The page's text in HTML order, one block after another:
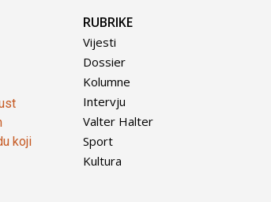
koji
RUBRIKE
Vijesti
Dossier
Kolumne
Intervju
Valter Halter
Sport
Kultura